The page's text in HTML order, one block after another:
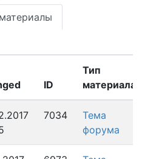
ID
Тип
материала
7034
Тема
форума